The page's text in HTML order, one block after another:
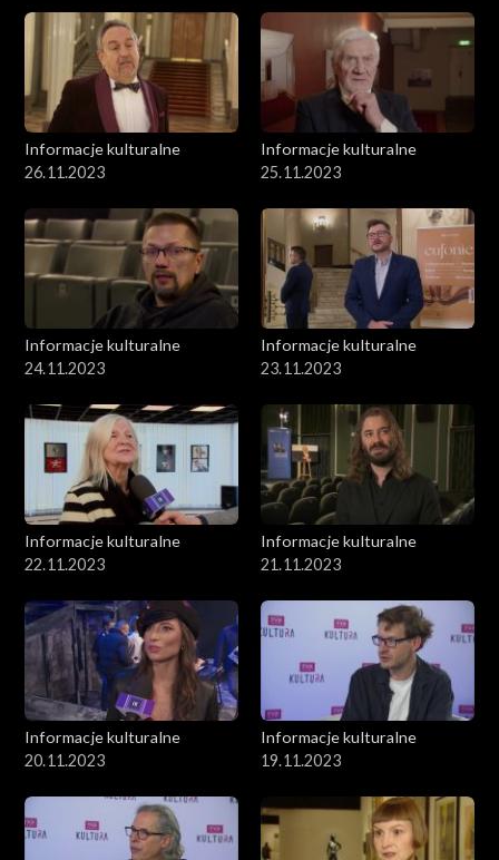
Informacje kulturalne
26.11.2023
Informacje kulturalne
25.11.2023
Informacje kulturalne
24.11.2023
Informacje kulturalne
23.11.2023
Informacje kulturalne
22.11.2023
Informacje kulturalne
21.11.2023
Informacje kulturalne
20.11.2023
Informacje kulturalne
19.11.2023